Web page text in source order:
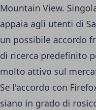
Mountain View.
appaia agli utenti di
un possibile accordo
di ricerca predefinito
molto attivo sul
Se l'accordo con
siano in grado di